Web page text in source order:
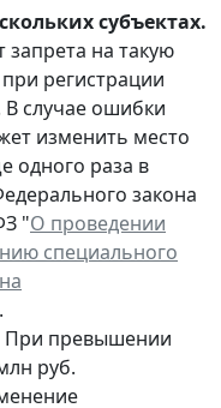
субъектах.
на такую
регистрации
В случае ошибки
изменить место
одного раза в
закона
"О проведении
специального
При превышении
руб.